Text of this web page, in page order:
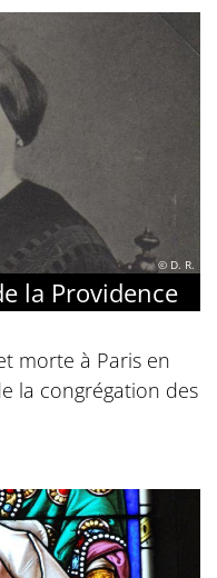
© D. R.
la Providence
morte à Paris en
la congrégation des